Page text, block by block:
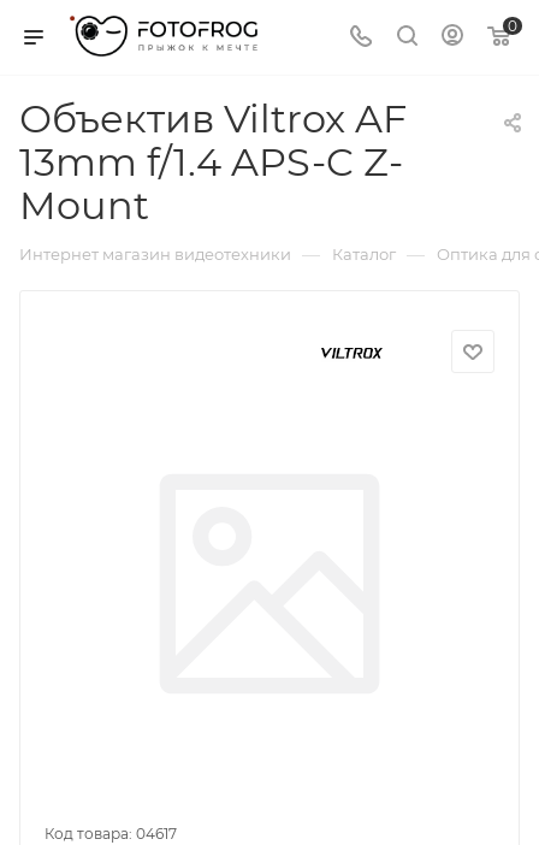
0
Объектив Viltrox AF
13mm f/1.4 APS-C Z-
Mount
Интернет магазин видеотехники — Каталог — Оптика для
Код товара: 04617